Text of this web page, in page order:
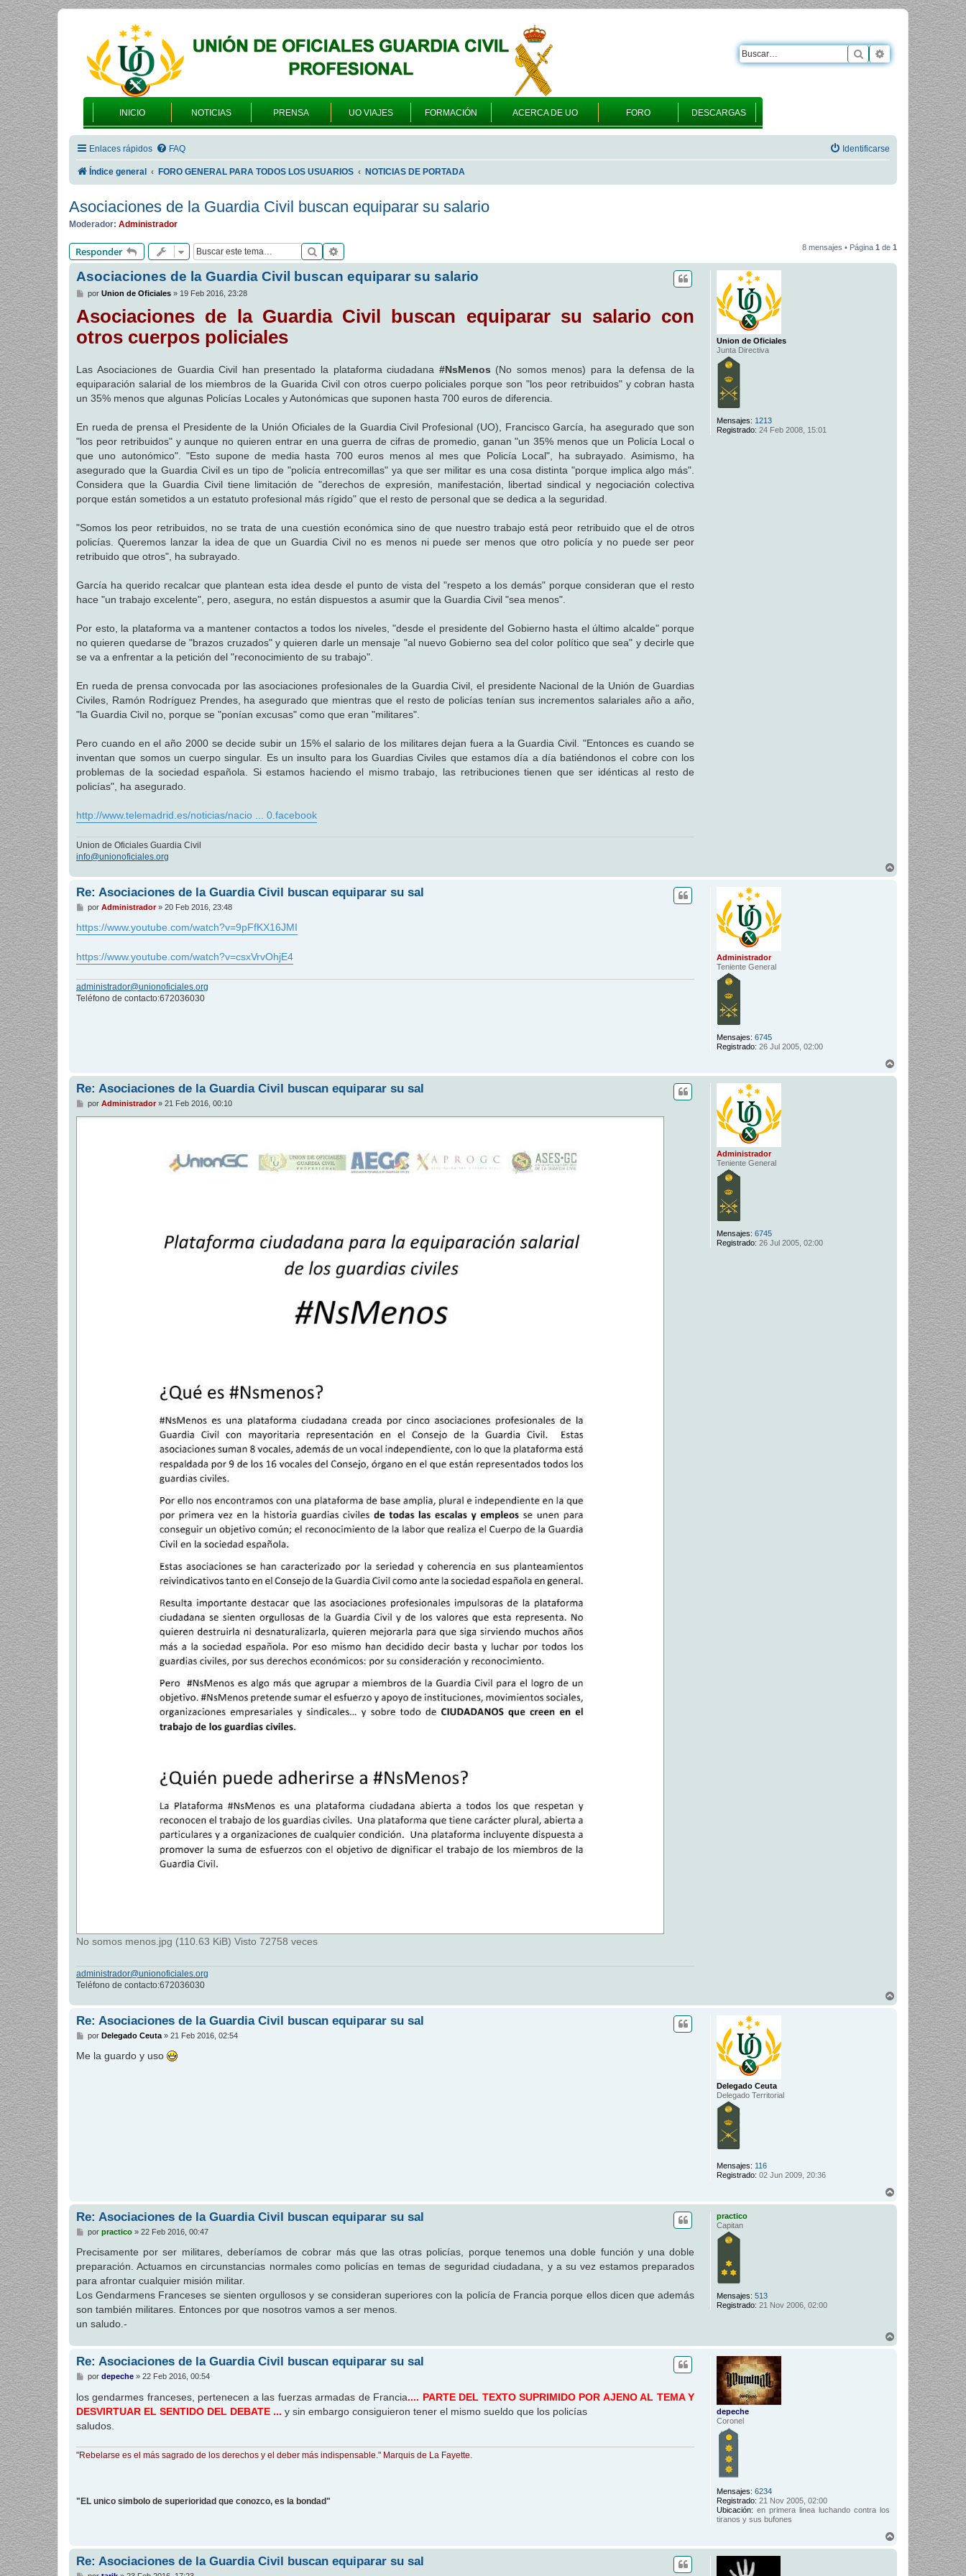
INICIO NOTICIAS PRENSA UO VIAJES FORMACIÓN ACERCA DE UO FORO DESCARGAS
Buscar Búsqueda
Enlaces rápidos FAQ Identificarse
Índice general FORO GENERAL PARA TODOS LOS USUARIOS NOTICIAS DE PORTADA
Asociaciones de la Guardia Civil buscan equiparar su salario
Moderador: Administrador
Responder Buscar 8 mensajes • Página 1 de 1
Union de Oficiales
Junta Directiva
Mensajes: 1213
Registrado: 24 Feb 2008, 15:01
Asociaciones de la Guardia Civil buscan equiparar su salario
M
n
s
j
por Union de Oficiales» 19 Feb 2016, 23:28
Asociaciones de la Guardia Civil buscan equiparar su salario con
otros cuerpos policiales
Las Asociaciones de Guardia Civil han presentado la plataforma ciudadana #NsMenos (No somos menos) para la defensa de la
equiparación salarial de los miembros de la Guarida Civil con otros cuerpo policiales porque son "los peor retribuidos" y cobran hasta
un 35% menos que algunas Policías Locales y Autonómicas que suponen hasta 700 euros de diferencia.
En rueda de prensa el Presidente de la Unión Oficiales de la Guardia Civil Profesional (UO), Francisco García, ha asegurado que son
"los peor retribuidos" y aunque no quieren entrar en una guerra de cifras de promedio, ganan "un 35% menos que un Policía Local o
que uno autonómico". "Esto supone de media hasta 700 euros menos al mes que Policía Local", ha subrayado. Asimismo, ha
asegurado que la Guardia Civil es un tipo de "policía entrecomillas" ya que ser militar es una cosa distinta "porque implica algo más".
Considera que la Guardia Civil tiene limitación de "derechos de expresión, manifestación, libertad sindical y negociación colectiva
porque están sometidos a un estatuto profesional más rígido" que el resto de personal que se dedica a la seguridad.
"Somos los peor retribuidos, no se trata de una cuestión económica sino de que nuestro trabajo está peor retribuido que el de otros
policías. Queremos lanzar la idea de que un Guardia Civil no es menos ni puede ser menos que otro policía y no puede ser peor
retribuido que otros", ha subrayado.
García ha querido recalcar que plantean esta idea desde el punto de vista del "respeto a los demás" porque consideran que el resto
hace "un trabajo excelente", pero, asegura, no están dispuestos a asumir que la Guardia Civil "sea menos".
Por esto, la plataforma va a mantener contactos a todos los niveles, "desde el presidente del Gobierno hasta el último alcalde" porque
no quieren quedarse de "brazos cruzados" y quieren darle un mensaje "al nuevo Gobierno sea del color político que sea" y decirle que
se va a enfrentar a la petición del "reconocimiento de su trabajo".
En rueda de prensa convocada por las asociaciones profesionales de la Guardia Civil, el presidente Nacional de la Unión de Guardias
Civiles, Ramón Rodríguez Prendes, ha asegurado que mientras que el resto de policías tenían sus incrementos salariales año a año,
"la Guardia Civil no, porque se "ponían excusas" como que eran "militares".
Pero cuando en el año 2000 se decide subir un 15% el salario de los militares dejan fuera a la Guardia Civil. "Entonces es cuando se
inventan que somos un cuerpo singular. Es un insulto para los Guardias Civiles que estamos día a día batiéndonos el cobre con los
problemas de la sociedad española. Si estamos haciendo el mismo trabajo, las retribuciones tienen que ser idénticas al resto de
policías", ha asegurado.
http://www.telemadrid.es/noticias/nacio ... 0.facebook
Union de Oficiales Guardia Civil
info@unionoficiales.org
r
Administrador
Teniente General
Mensajes: 6745
Registrado: 26 Jul 2005, 02:00
Re: Asociaciones de la Guardia Civil buscan equiparar su sal
M
n
s
j
e
por Administrador» 20 Feb 2016, 23:48
https://www.youtube.com/watch?v=9pFfKX16JMI
https://www.youtube.com/watch?v=csxVrvOhjE4
administrador@unionoficiales.org
Teléfono de contacto:672036030
Administrador
Teniente General
Mensajes: 6745
Registrado: 26 Jul 2005, 02:00
Re: Asociaciones de la Guardia Civil buscan equiparar su sal
M
por Administrador» 21 Feb 2016, 00:10
No somos menos.jpg (110.63 KiB) Visto 72758 veces
administrador@unionoficiales.org
Teléfono de contacto:672036030
Delegado Ceuta
Delegado Territorial
Mensajes: 116
Registrado: 02 Jun 2009, 20:36
Re: Asociaciones de la Guardia Civil buscan equiparar su sal
M
n
por Delegado Ceuta» 21 Feb 2016, 02:54
Me la guardo y uso
practico
Capitan
Mensajes: 513
Registrado: 21 Nov 2006, 02:00
Re: Asociaciones de la Guardia Civil buscan equiparar su sal
M
n
a
j
e
por practico» 22 Feb 2016, 00:47
Precisamente por ser militares, deberíamos de cobrar más que las otras policías, porque tenemos una doble función y una doble
preparación. Actuamos en circunstancias normales como policías en temas de seguridad ciudadana, y a su vez estamos preparados
para afrontar cualquier misión militar.
Los Gendarmens Franceses se sienten orgullosos y se consideran superiores con la policía de Francia porque ellos dicen que además
son también militares. Entonces por que nosotros vamos a ser menos.
un saludo.-
depeche
Coronel
Mensajes: 6234
Registrado: 21 Nov 2005, 02:00
Ubicación: en primera linea luchando contra los
tiranos y sus bufones
Re: Asociaciones de la Guardia Civil buscan equiparar su sal
M
n
a
j
e
por depeche» 22 Feb 2016, 00:54
los gendarmes franceses, pertenecen a las fuerzas armadas de Francia.... PARTE DEL TEXTO SUPRIMIDO POR AJENO AL TEMA Y
DESVIRTUAR EL SENTIDO DEL DEBATE ... y sin embargo consiguieron tener el mismo sueldo que los policías
saludos.
"Rebelarse es el más sagrado de los derechos y el deber más indispensable." Marquis de La Fayette.
"EL unico simbolo de superioridad que conozco, es la bondad"
Re: Asociaciones de la Guardia Civil buscan equiparar su sal